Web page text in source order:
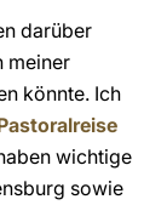
darüber
meiner
könnte. Ich
wichtige
sowie